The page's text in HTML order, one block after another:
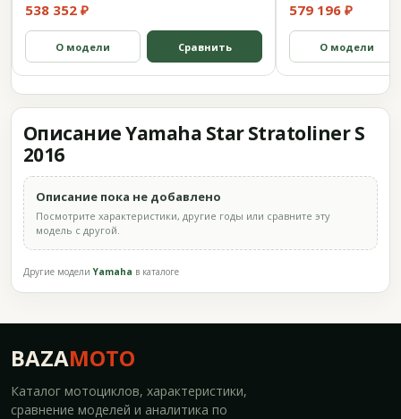
538 352 ₽
О модели Сравнить
579 196 ₽
О модели
Описание Yamaha Star Stratoliner S
2016
Описание пока не добавлено
Посмотрите характеристики, другие годы или сравните эту
модель с другой.
Другие моделиYamaha в каталоге
BAZAMOTO
Каталог мотоциклов, характеристики,
сравнение моделей и аналитика по